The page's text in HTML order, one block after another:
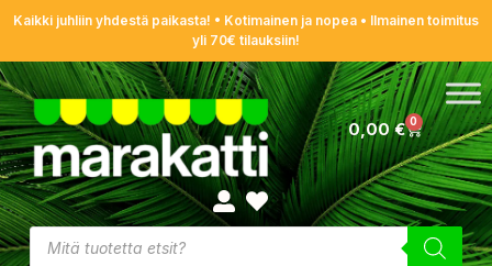
Kaikki juhliin yhdestä paikasta! • Kotimainen ja nopea • Ilmainen toimitus
yli 70€ tilauksiin!
0,00€ 0